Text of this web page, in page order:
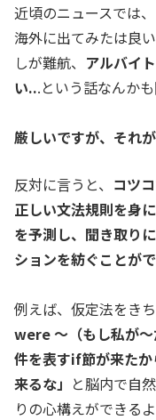
近頃のニュースでは
海外に出てみたは良
しが難航、 アルバイ
い...という話なんかも
厳しいですが、それ
反対に言うと、 コツ
正しい文法規則を身
を予測し、聞き取り
ションを紡ぐことが
例えば、仮定法をき
were 〜（もし私が〜
件を表すif節が来た
来るな」 と脳内で自
りの心構えができる